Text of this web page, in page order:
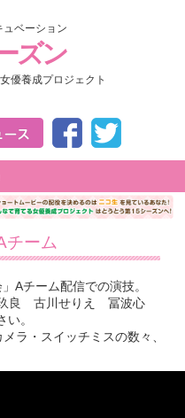
ュベーション
ズン
優養成プロジェクト
チーム
Aチーム配信での演技。
良 古川せりえ 冨波心
い。
ラ・スイッチミスの数々、